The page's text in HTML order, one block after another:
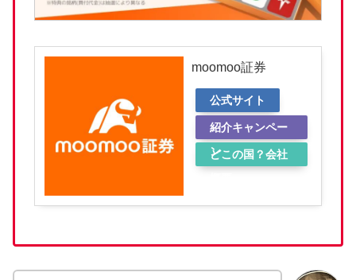
moomoo証券
公式サイト
紹介キャンペー
ン
どこの国？会社